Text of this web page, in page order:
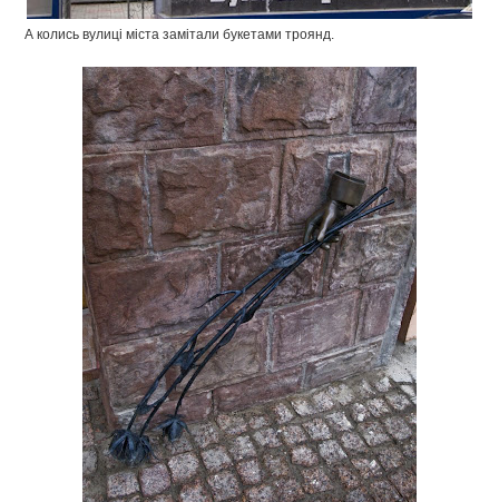
А колись вулиці міста замітали букетами троянд.